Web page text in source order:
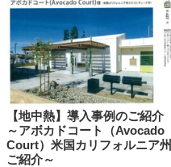
【地中熱】導入事例のご紹介
～アボカドコート（Avocado
Court）米国カリフォルニア州
ご紹介～